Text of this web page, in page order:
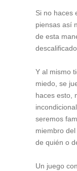
Si no haces
piensas así
de esta
Y al mismo
miedo, se
haces esto,
seremos
miembro
de quién o
Un juego